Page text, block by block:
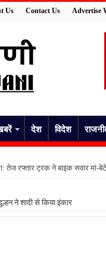
Us Contact Us Advertise
देश विदेश
रफ्तार ट्रक ने बाइक सवार मां-बेटे
जा रहे युवक की गिरकर दर्दनाक
ने शादी से किया इंकार